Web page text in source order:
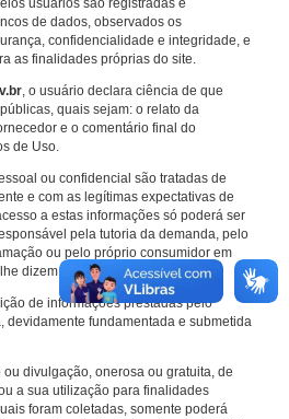
usuários são registradas e
de dados, observados os
confidencialidade e integridade, e
as finalidades próprias do site.
, o usuário declara ciência de que
quais sejam: o relato da
e o comentário final do
de Uso.
ou confidencial são tratadas de
e com as legítimas expectativas de
a estas informações só poderá ser
pela tutoria da demanda, pelo
ou pelo próprio consumidor em
dizem respeito.
de informações prestadas pelo
devidamente fundamentada e submetida
divulgação, onerosa ou gratuita, de
a sua utilização para finalidades
foram coletadas, somente poderá